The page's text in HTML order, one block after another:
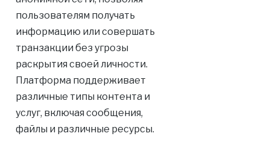
пользователям получать
информацию или совершать
транзакции без угрозы
раскрытия своей личности.
Платформа поддерживает
различные типы контента и
услуг, включая сообщения,
файлы и различные ресурсы.